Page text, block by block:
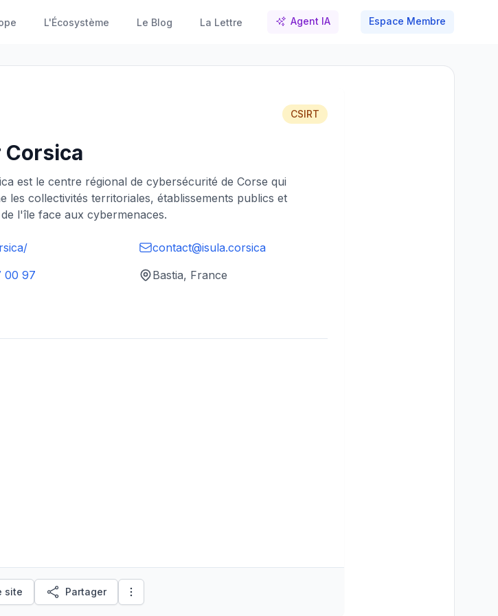
L'Écosystème Le Blog La Lettre Agent IA Espace Membre
CSIRT
Corsica
est le centre régional de cybersécurité de Corse qui
les collectivités territoriales, établissements publics et
l'île face aux cybermenaces.
contact@isula.corsica
00 97
Bastia, France
site Partager